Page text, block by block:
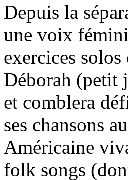
Depuis la
une voix
exercices
Déborah (petit
et comblera
ses chansons
Américaine
folk songs